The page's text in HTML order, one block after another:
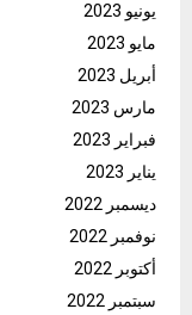
يونيو 2023
مايو 2023
أبريل 2023
مارس 2023
فبراير 2023
يناير 2023
ديسمبر 2022
نوفمبر 2022
أكتوبر 2022
سبتمبر 2022